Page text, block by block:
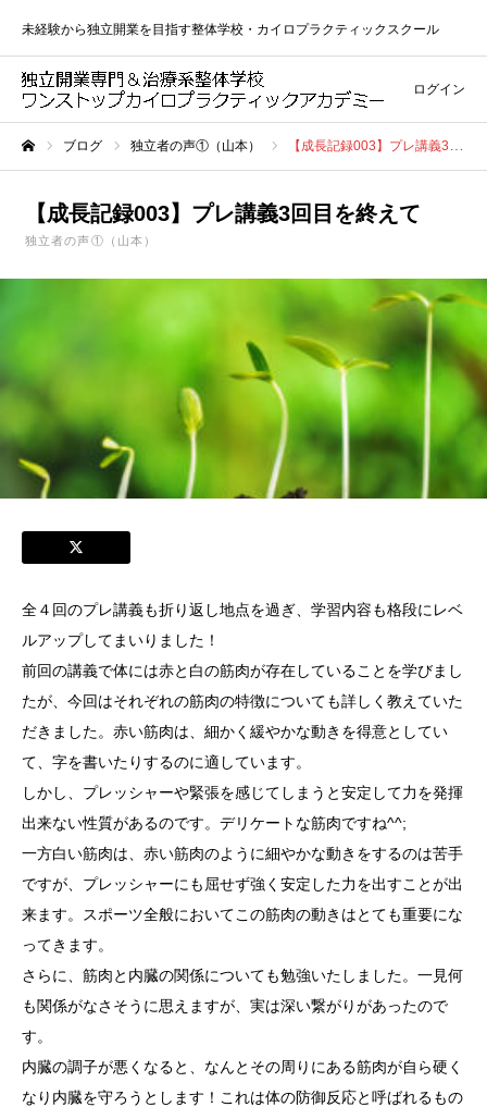
未経験から独立開業を目指す整体学校・カイロプラクティックスクール
ログイン
ブログ 独立者の声①（山本） 【成長記録003】プレ講義3回目を終えて
【成長記録003】プレ講義3回目を終えて
独立者の声①（山本）
全４回のプレ講義も折り返し地点を過ぎ、学習内容も格段にレベ
ルアップしてまいりました！
前回の講義で体には赤と白の筋肉が存在していることを学びまし
たが、今回はそれぞれの筋肉の特徴についても詳しく教えていた
だきました。赤い筋肉は、細かく緩やかな動きを得意としてい
て、字を書いたりするのに適しています。
しかし、プレッシャーや緊張を感じてしまうと安定して力を発揮
出来ない性質があるのです。デリケートな筋肉ですね^^;
一方白い筋肉は、赤い筋肉のように細やかな動きをするのは苦手
ですが、プレッシャーにも屈せず強く安定した力を出すことが出
来ます。スポーツ全般においてこの筋肉の動きはとても重要にな
ってきます。
さらに、筋肉と内臓の関係についても勉強いたしました。一見何
も関係がなさそうに思えますが、実は深い繋がりがあったので
す。
内臓の調子が悪くなると、なんとその周りにある筋肉が自ら硬く
なり内臓を守ろうとします！これは体の防御反応と呼ばれるもの